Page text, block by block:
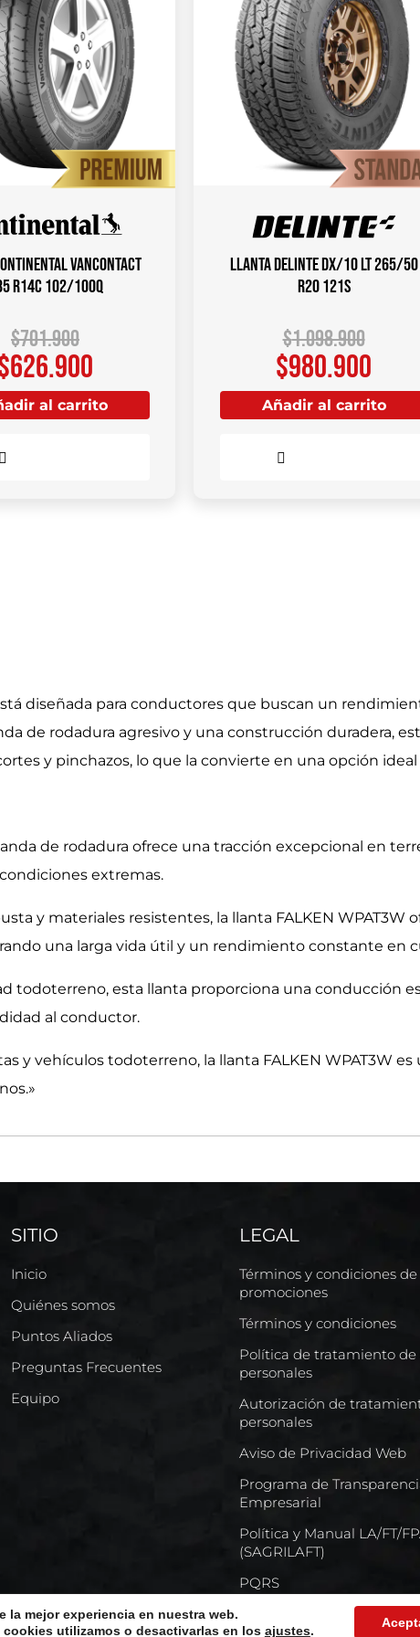
VANCONTACT
R14C 102/100Q
$701.900
626.900
al carrito
Llanta DELINTE DX/10 LT 265/50
R20 121S
$1.098.900
$980.900
Añadir al carrito
está diseñada para conductores que buscan un
de rodadura agresivo y una construcción duradera,
y pinchazos, lo que la convierte en una opción
de rodadura ofrece una tracción excepcional en
extremas.
y materiales resistentes, la llanta FALKEN WPAT3W
una larga vida útil y un rendimiento constante en
todoterreno, esta llanta proporciona una conducción
al conductor.
y vehículos todoterreno, la llanta FALKEN WPAT3W
SITIO
Inicio
Quiénes somos
Puntos Aliados
Preguntas Frecuentes
Equipo
LEGAL
Términos y condiciones de
promociones
Términos y condiciones
Política de tratamiento de
personales
Autorización de
personales
Aviso de Privacidad Web
Programa de
Empresarial
Política y Manual LA/FT/
(SAGRILAFT)
PQRS
la mejor experiencia en nuestra web.
cookies utilizamos o desactivarlas en los ajustes.